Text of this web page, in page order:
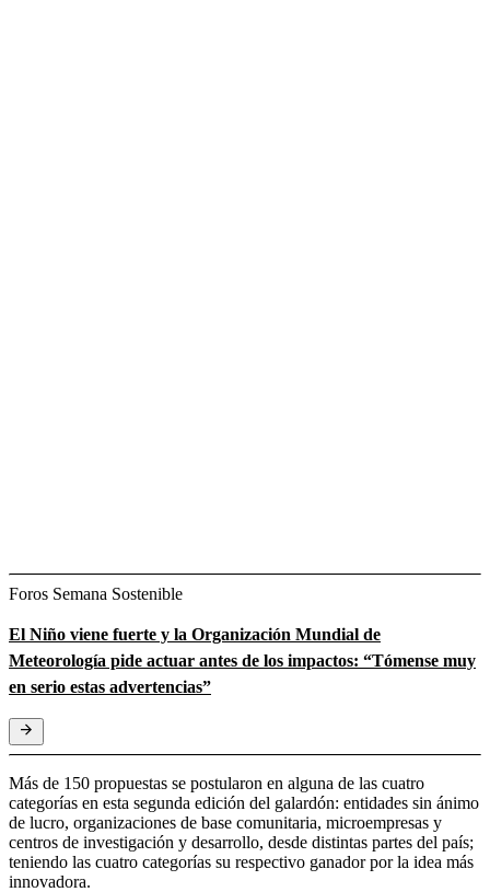
Foros Semana Sostenible
El Niño viene fuerte y la Organización Mundial de
Meteorología pide actuar antes de los impactos: “Tómense muy
en serio estas advertencias”
Más de 150 propuestas se postularon en alguna de las cuatro
categorías en esta segunda edición del galardón: entidades sin ánimo
de lucro, organizaciones de base comunitaria, microempresas y
centros de investigación y desarrollo, desde distintas partes del país;
teniendo las cuatro categorías su respectivo ganador por la idea más
innovadora.